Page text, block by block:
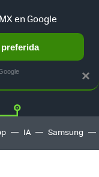
Twitter
IA Samsung
×
en Google